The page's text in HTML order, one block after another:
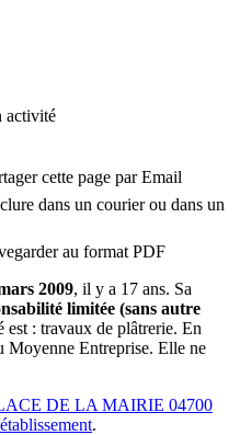
activité
cette page par Email
dans un courier ou dans un
au format PDF
2009, il y a 17 ans. Sa
limitée (sans autre
est : travaux de plâtrerie. En
Moyenne Entreprise. Elle ne
DE LA MAIRIE 04700
établissement.